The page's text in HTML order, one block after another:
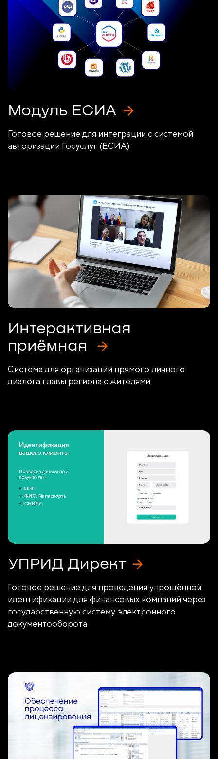
Модуль ЕСИА
Готовое решение для интеграции с системой
авторизации Госуслуг (ЕСИА)
Интерактивная
приёмная
Система для организации прямого личного
диалога главы региона с жителями
УПРИД Директ
Готовое решение для проведения упрощённой
идентификации для финансовых компаний через
государственную систему электронного
документооборота